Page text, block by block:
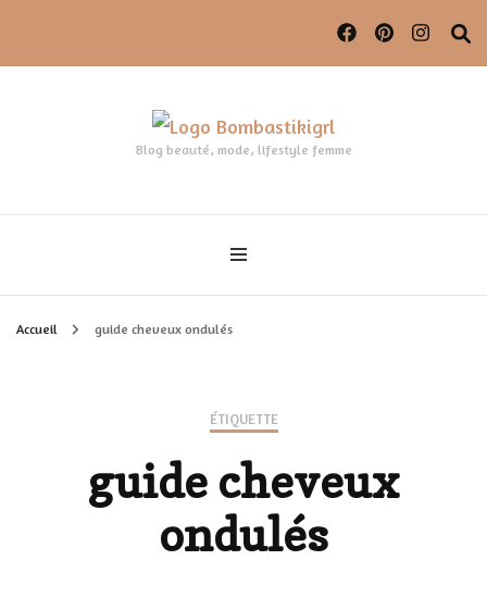
Blog beauté, mode, lifestyle femme
Accueil guide cheveux ondulés
ÉTIQUETTE
guide cheveux
ondulés